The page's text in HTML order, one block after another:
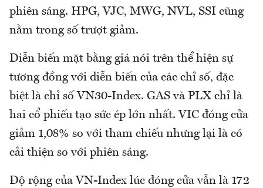
phiên sáng. HPG, VJC, MWG, NVL, SSI cũng
nằm trong số trượt giảm.
Diễn biến mặt bằng giá nói trên thể hiện sự
tương đồng với diễn biến của các chỉ số, đặc
biệt là chỉ số VN30-Index. GAS và PLX chỉ là
hai cổ phiếu tạo sức ép lớn nhất. VIC đóng cửa
giảm 1,08% so với tham chiếu nhưng lại là có
cải thiện so với phiên sáng.
Độ rộng của VN-Index lúc đóng cửa vẫn là 172